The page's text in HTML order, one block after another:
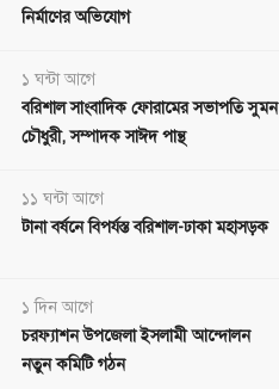
নির্মাণের অভিযোগ
১ ঘন্টা আগে
বরিশাল সাংবাদিক ফোরামের সভাপতি সুমন
চৌধুরী, সম্পাদক সাঈদ পান্থ
১১ ঘন্টা আগে
টানা বর্ষনে বিপর্যস্ত বরিশাল-ঢাকা মহাসড়ক
১ দিন আগে
চরফ্যাশন উপজেলা ইসলামী আন্দোলন
নতুন কমিটি গঠন